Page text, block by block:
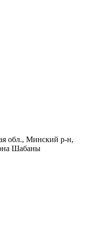
обл., Минский р-н,
Шабаны